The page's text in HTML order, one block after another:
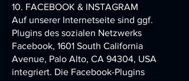
10. FACEBOOK & INSTAGRAM
Auf unserer Internetseite sind ggf.
Plugins des sozialen Netzwerks
Facebook, 1601 South California
Avenue, Palo Alto, CA 94304, USA
integriert. Die Facebook-Plugins